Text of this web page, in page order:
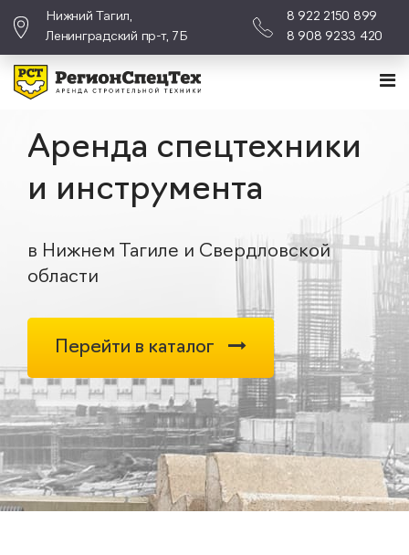
Нижний Тагил,
Ленинградский пр-т, 7Б
8 922 2150 899
8 908 9233 420
Аренда спецтехники
и инструмента
в Нижнем Тагиле и Свердловской
области
Перейти в каталог